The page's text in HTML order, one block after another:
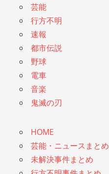
芸能
行方不明
速報
都市伝説
野球
電車
音楽
鬼滅の刃
HOME
芸能・ニュースまとめ
未解決事件まとめ